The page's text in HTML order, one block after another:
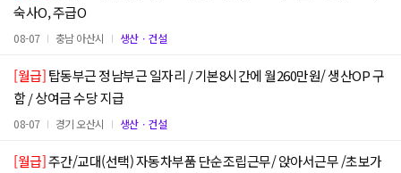
숙사O, 주급O
08-07 충남 아산시 생산ㆍ건설
[월급]
함 / 상여금 수당 지급
08-07 경기 오산시 생산ㆍ건설
[월급]